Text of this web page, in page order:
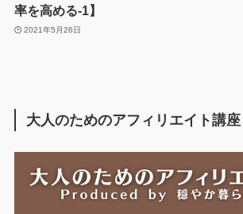
率を高める-1】
2021年5月26日
大人のためのアフィリエイト講座